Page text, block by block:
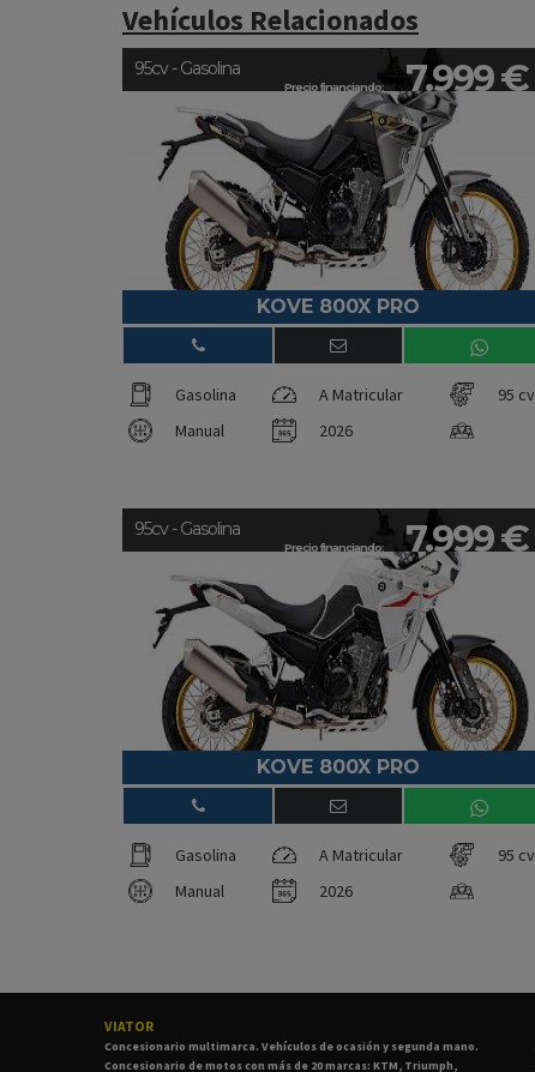
Vehículos Relacionados
Precio financiando: 7.999 €
95cv - Gasolina
KOVE 800X PRO
Gasolina A Matricular
95 cv
Manual
2026
Precio financiando: 7.999 €
95cv - Gasolina
KOVE 800X PRO
Gasolina A Matricular
95 cv
Manual
2026
VIATOR
Concesionario multimarca. Vehículos de ocasión y segunda mano.
Concesionario de motos con más de 20 marcas: KTM, Triumph,